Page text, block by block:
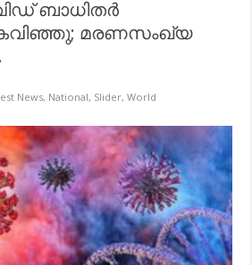
ബാധിതര്‍
മരണസംഖ്യ
News, National, Slider,World